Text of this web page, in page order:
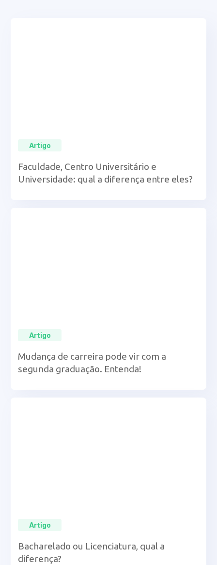
Artigo
Faculdade, Centro Universitário e
Universidade: qual a diferença entre eles?
Artigo
Mudança de carreira pode vir com a
segunda graduação. Entenda!
Artigo
Bacharelado ou Licenciatura, qual a
diferença?